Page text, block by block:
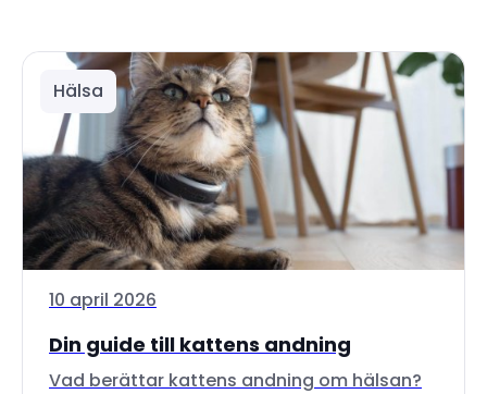
Hälsa
10 april 2026
Din guide till kattens andning
Vad berättar kattens andning om hälsan?